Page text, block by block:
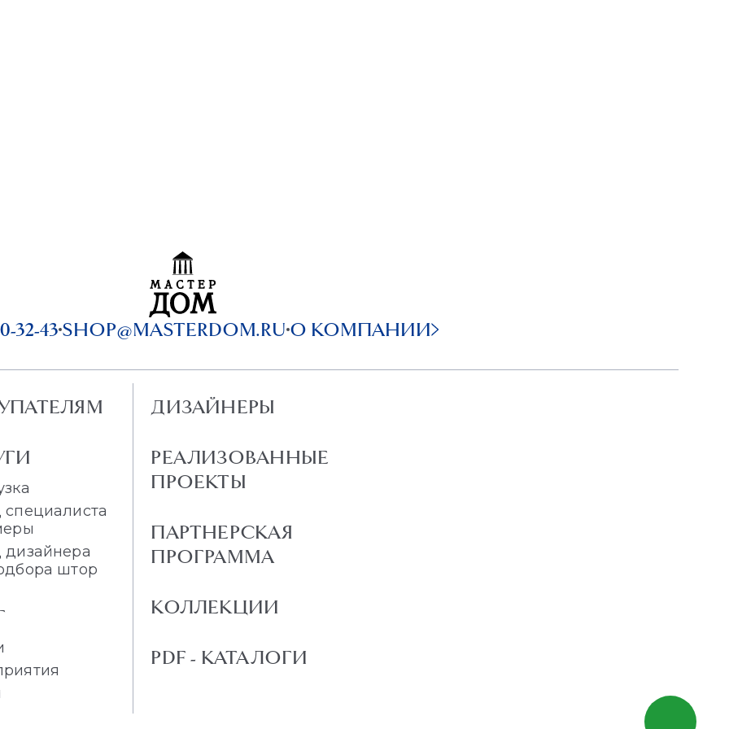
32-43SHOP@MASTERDOM.RUО КОМПАНИИ
дизайнера
штор
ДИЗАЙНЕРЫ
РЕАЛИЗОВАННЫЕ
ПРОЕКТЫ
ПАРТНЕРСКАЯ
ПРОГРАММА
КОЛЛЕКЦИИ
PDF - КАТАЛОГИ